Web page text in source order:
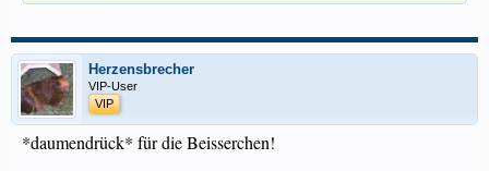
Herzensbrecher
VIP-User
VIP
*daumendrück* für die Beisserchen!